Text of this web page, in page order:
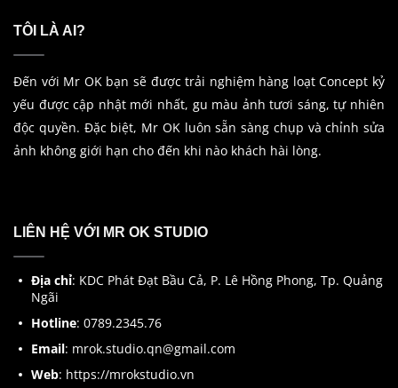
TÔI LÀ AI?
Đến với Mr OK bạn sẽ được trải nghiệm hàng loạt Concept kỷ
yếu được cập nhật mới nhất, gu màu ảnh tươi sáng, tự nhiên
độc quyền. Đặc biệt, Mr OK luôn sẵn sàng chụp và chỉnh sửa
ảnh không giới hạn cho đến khi nào khách hài lòng.
LIÊN HỆ VỚI MR OK STUDIO
Địa chỉ: KDC Phát Đạt Bầu Cả, P. Lê Hồng Phong, Tp. Quảng
Ngãi
Hotline: 0789.2345.76
Email: mrok.studio.qn@gmail.com
Web: https://mrokstudio.vn